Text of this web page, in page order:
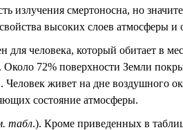
смертоносна, но
высоких слоев атмосферы и
человека, который обитает в
Около 72% поверхности Земли
живет на дне воздушного
состояние атмосферы.
табл.). Кроме приведенных в